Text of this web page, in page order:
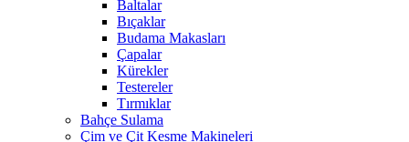
Baltalar
Bıçaklar
Budama Makasları
Çapalar
Kürekler
Testereler
Tırmıklar
Bahçe Sulama
Çim ve Çit Kesme Makineleri